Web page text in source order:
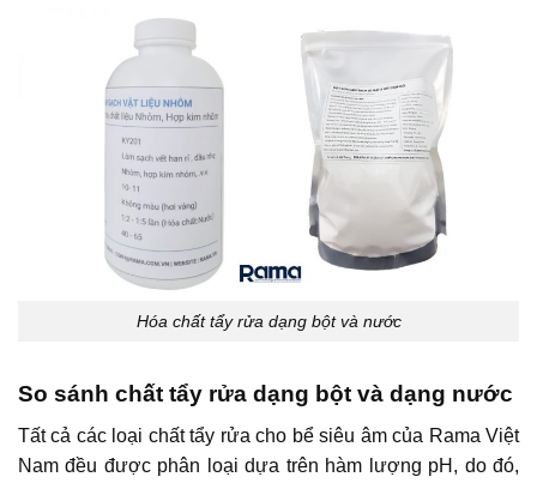
Hóa chất tẩy rửa dạng bột và nước
So sánh chất tẩy rửa dạng bột và dạng nước
Tất cả các loại chất tẩy rửa cho bể siêu âm của Rama Việt
Nam đều được phân loại dựa trên hàm lượng pH, do đó,